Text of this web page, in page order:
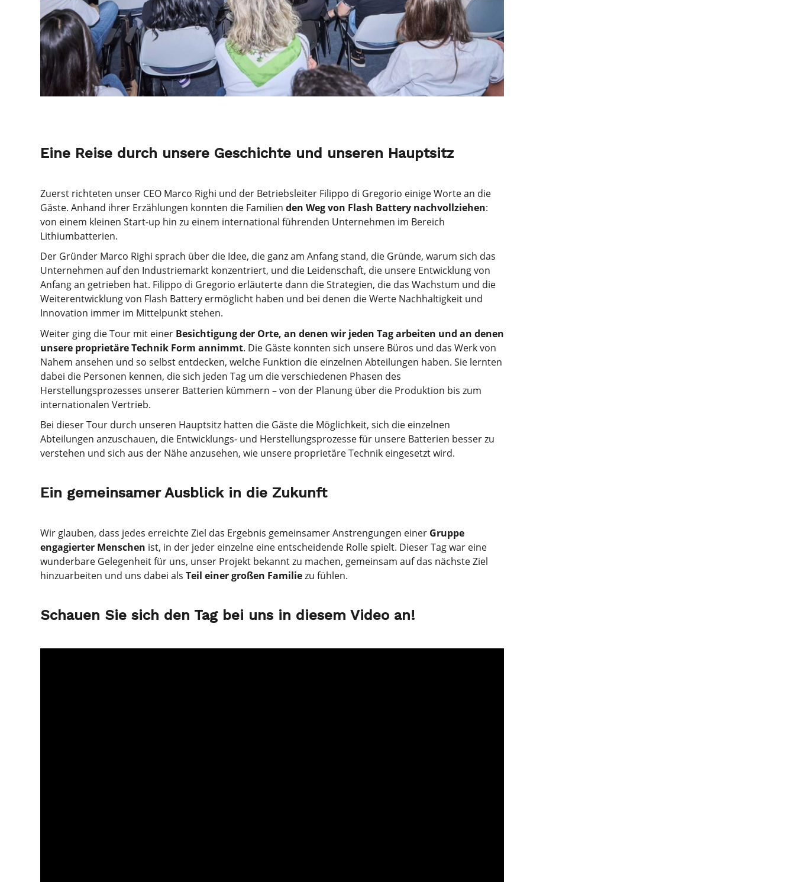
Eine Reise durch unsere Geschichte und unseren Hauptsitz
Zuerst richteten unser CEO Marco Righi und der Betriebsleiter Filippo di Gregorio einige Worte an die
Gäste. Anhand ihrer Erzählungen konnten die Familien den Weg von Flash Battery nachvollziehen:
von einem kleinen Start-up hin zu einem international führenden Unternehmen im Bereich
Lithiumbatterien.
Der Gründer Marco Righi sprach über die Idee, die ganz am Anfang stand, die Gründe, warum sich das
Unternehmen auf den Industriemarkt konzentriert, und die Leidenschaft, die unsere Entwicklung von
Anfang an getrieben hat. Filippo di Gregorio erläuterte dann die Strategien, die das Wachstum und die
Weiterentwicklung von Flash Battery ermöglicht haben und bei denen die Werte Nachhaltigkeit und
Innovation immer im Mittelpunkt stehen.
Weiter ging die Tour mit einer Besichtigung der Orte, an denen wir jeden Tag arbeiten und an denen
unsere proprietäre Technik Form annimmt. Die Gäste konnten sich unsere Büros und das Werk von
Nahem ansehen und so selbst entdecken, welche Funktion die einzelnen Abteilungen haben. Sie lernten
dabei die Personen kennen, die sich jeden Tag um die verschiedenen Phasen des
Herstellungsprozesses unserer Batterien kümmern – von der Planung über die Produktion bis zum
internationalen Vertrieb.
Bei dieser Tour durch unseren Hauptsitz hatten die Gäste die Möglichkeit, sich die einzelnen
Abteilungen anzuschauen, die Entwicklungs- und Herstellungsprozesse für unsere Batterien besser zu
verstehen und sich aus der Nähe anzusehen, wie unsere proprietäre Technik eingesetzt wird.
Ein gemeinsamer Ausblick in die Zukunft
Wir glauben, dass jedes erreichte Ziel das Ergebnis gemeinsamer Anstrengungen einer Gruppe
engagierter Menschen ist, in der jeder einzelne eine entscheidende Rolle spielt. Dieser Tag war eine
wunderbare Gelegenheit für uns, unser Projekt bekannt zu machen, gemeinsam auf das nächste Ziel
hinzuarbeiten und uns dabei als Teil einer großen Familiezu fühlen.
Schauen Sie sich den Tag bei uns in diesem Video an!